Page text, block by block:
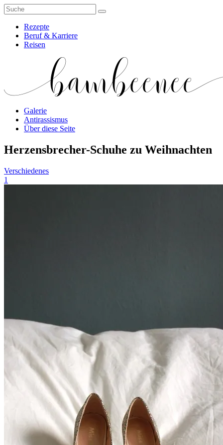
Rezepte
Beruf & Karriere
Reisen
Galerie
Antirassismus
Über diese Seite
Herzensbrecher-Schuhe zu Weihnachten
Verschiedenes
1